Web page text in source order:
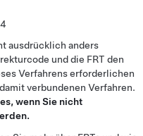
ausdrücklich anders
und die FRT den
Verfahrens erforderlichen
verbundenen Verfahren.
wenn Sie nicht